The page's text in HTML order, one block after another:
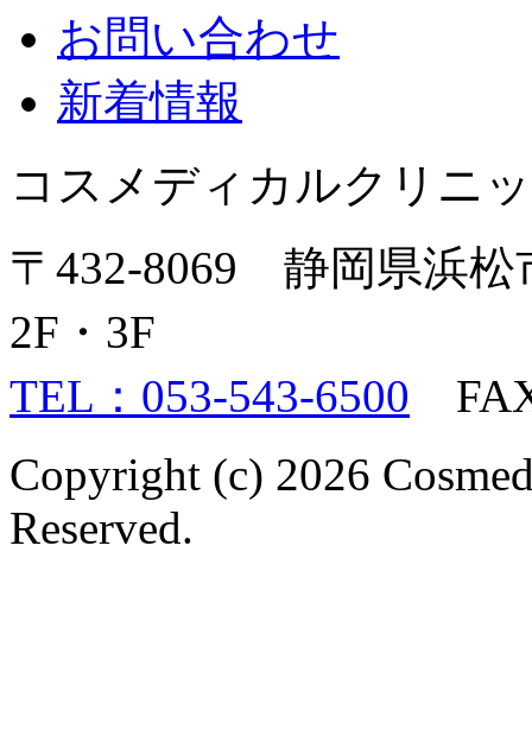
お問い合わせ
新着情報
コスメディカルクリニ
〒432-8069 静岡県浜
2F・3F
TEL：053-543-6500
Copyright (c) 2026
Reserved.